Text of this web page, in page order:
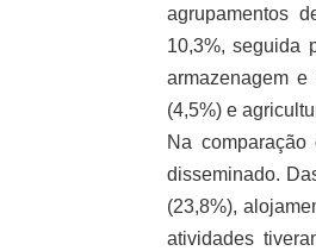
agrupamentos
10,3%, seguida
armazenagem e
(4,5%) e
Na
disseminado.
(23,8%),
atividades